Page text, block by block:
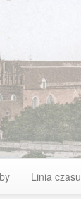
Linia czasu